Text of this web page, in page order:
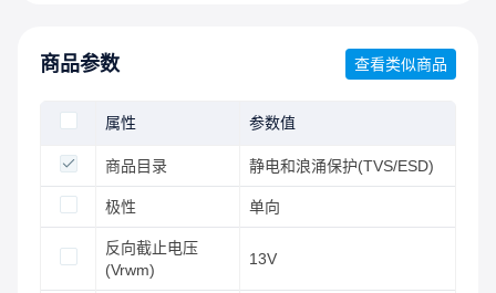
商品参数 查看类似商品
属性 参数值
商品目录 静电和浪涌保护(TVS/ESD)
极性 单向
反向截止电压
(Vrwm)
13V